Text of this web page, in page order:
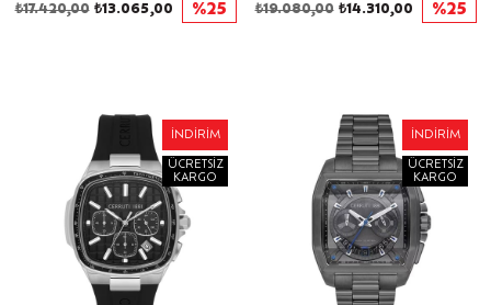
₺13.065,00
₺17.420,00 %25 ₺14.310,00
₺19.080,00 %25
İNDIRIM
ÜCRETSIZ
KARGO
İNDIRIM
ÜCRETSIZ
KARGO